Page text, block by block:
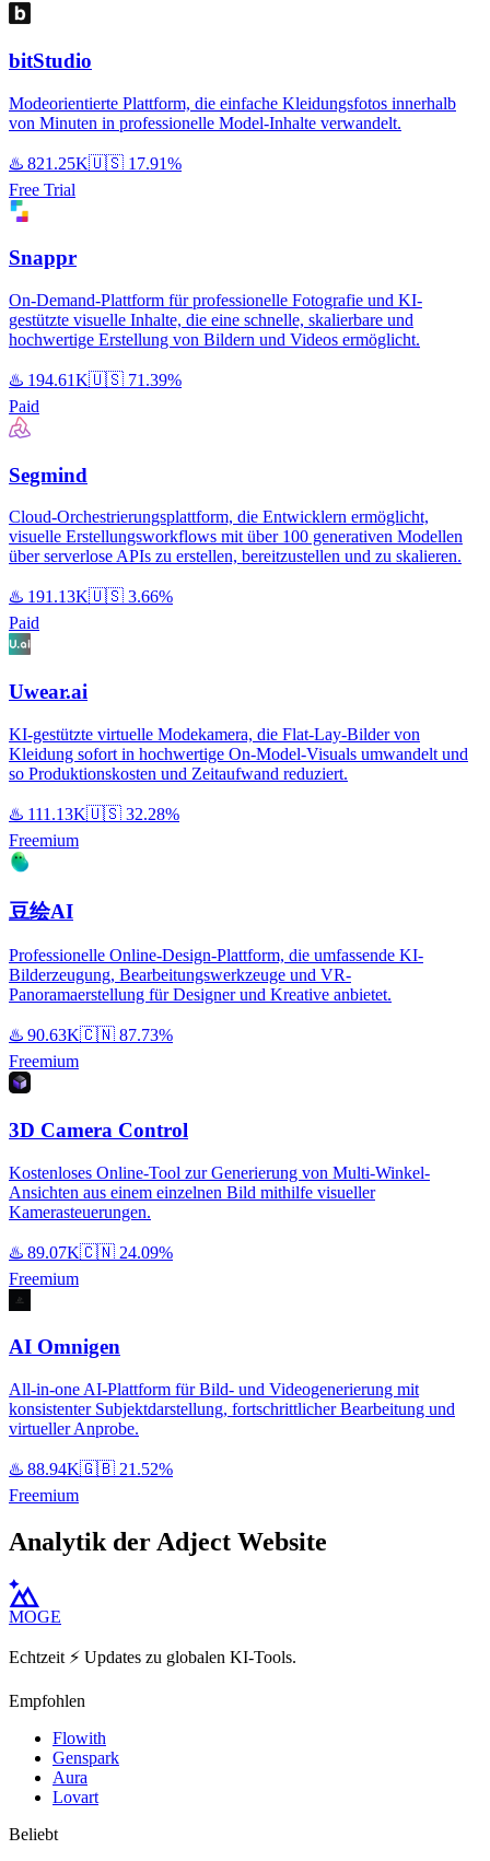
bitStudio
Modeorientierte Plattform, die einfache Kleidungsfotos innerhalb
von Minuten in professionelle Model-Inhalte verwandelt.
♨️ 821.25K🇺🇸 17.91%
Free Trial
Snappr
On-Demand-Plattform für professionelle Fotografie und KI-
gestützte visuelle Inhalte, die eine schnelle, skalierbare und
hochwertige Erstellung von Bildern und Videos ermöglicht.
♨️ 194.61K🇺🇸 71.39%
Paid
Segmind
Cloud-Orchestrierungsplattform, die Entwicklern ermöglicht,
visuelle Erstellungsworkflows mit über 100 generativen Modellen
über serverlose APIs zu erstellen, bereitzustellen und zu skalieren.
♨️ 191.13K🇺🇸 3.66%
Paid
Uwear.ai
KI-gestützte virtuelle Modekamera, die Flat-Lay-Bilder von
Kleidung sofort in hochwertige On-Model-Visuals umwandelt und
so Produktionskosten und Zeitaufwand reduziert.
♨️ 111.13K🇺🇸 32.28%
Freemium
豆绘AI
Professionelle Online-Design-Plattform, die umfassende KI-
Bilderzeugung, Bearbeitungswerkzeuge und VR-
Panoramaerstellung für Designer und Kreative anbietet.
♨️ 90.63K🇨🇳 87.73%
Freemium
3D Camera Control
Kostenloses Online-Tool zur Generierung von Multi-Winkel-
Ansichten aus einem einzelnen Bild mithilfe visueller
Kamerasteuerungen.
♨️ 89.07K🇨🇳 24.09%
Freemium
AI Omnigen
All-in-one AI-Plattform für Bild- und Videogenerierung mit
konsistenter Subjektdarstellung, fortschrittlicher Bearbeitung und
virtueller Anprobe.
♨️ 88.94K🇬🇧 21.52%
Freemium
Analytik der Adject Website
MOGE
Echtzeit ⚡️ Updates zu globalen KI-Tools.
Empfohlen
Flowith
Genspark
Aura
Lovart
Beliebt